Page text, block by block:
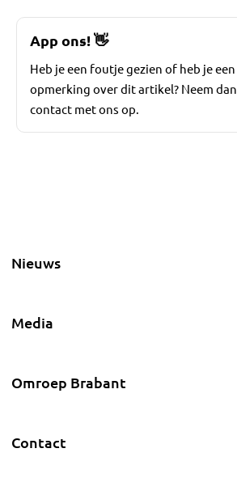
App ons!👋
Heb je een foutje gezien of heb je een
opmerking over dit artikel? Neem dan
contact met ons op.
Nieuws
Media
Omroep Brabant
Contact